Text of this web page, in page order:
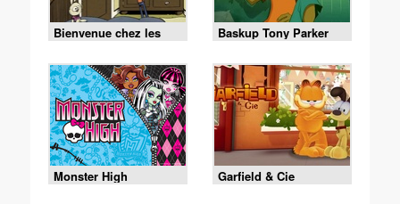
Bienvenue chez les
Loud
Baskup Tony Parker
Monster High Garfield & Cie